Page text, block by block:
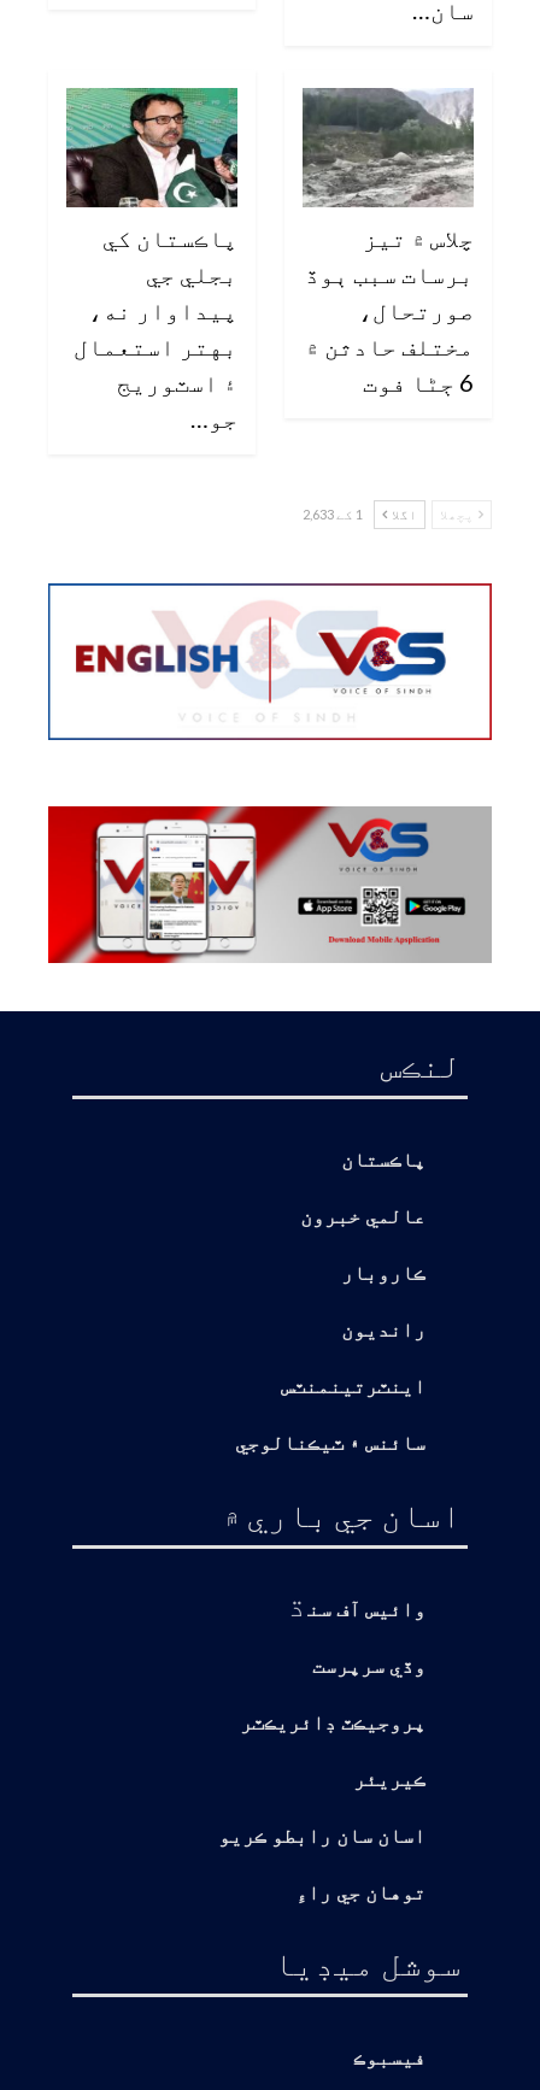
سان…
چلاس ۾ تيز
برسات سبب ٻوڏ
صورتحال،
مختلف حادثن ۾
6 ڄڻا فوت
پاڪستان کي
بجلي جي
پيداوار نه،
بهتر استعمال
۽ اسٽوريج
جو…
پچھلا اگلا 1 کے 2,633
لنڪس
پاڪستان
عالمي خبرون
ڪاروبار
رانديون
اينٽرتينمنٽس
سائنس ۽ ٽيڪنالوجي
اسان جي باري ۾
وائيس آف سن ڌ
وڏي سرپرست
پروجيڪٽ ڊائريڪٽر
ڪيريئر
اسان سان رابطو ڪريو
توهان جي راءِ
سوشل ميڊيا
فيسبوڪ